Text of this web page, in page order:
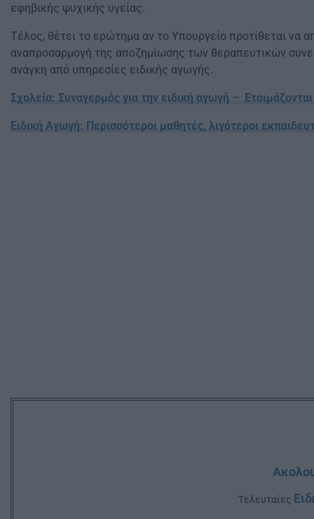
εφηβικής ψυχικής υγείας.
Τέλος, θέτει το ερώτημα αν το Υπουργείο προτίθεται να
αναπροσαρμογή της αποζημίωσης των θεραπευτικών
ανάγκη από υπηρεσίες ειδικής αγωγής.
Σχολεία: Συναγερμός για την ειδική αγωγή –
Ειδική Αγωγή: Περισσότεροι μαθητές, λιγότεροι
Tελευταίες